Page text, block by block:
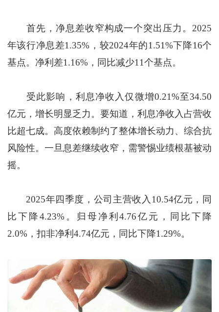
首先，净息差收窄构成一个突出压力。2025
年该行净息差1.35%，较2024年的1.51%下降16个
基点。净利差1.16%，同比减少11个基点。
受此影响，利息净收入仅微增0.21%至34.50
亿元，增长明显乏力。要知道，利息净收入占营收
比超七成。高度依赖制约了整体增长动力、综合抗
风险性。一旦息差继续收窄，需警惕业绩根基被动
摇。
2025年四季度，公司主营收入10.54亿元，同
比下降4.23%。归母净利4.76亿元，同比下降
2.0%，扣非净利4.74亿元，同比下降1.29%。